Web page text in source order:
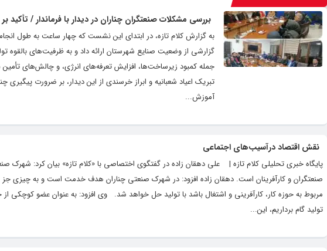
بررسی مشکلات صنعتگران چناران در دیدار با فرماندار /
به گزارش کلام تازه، در ابتدای این نشست که چهار ساعت به طول
گزارشی از وضعیت صنایع شهرستان ارائه داد و به ظرفیت‌های بالقوه
جمله کمبود زیرساخت‌ها، افزایش تعرفه‌های انرژی، و چالش‌های تأمین
تبریک اعیاد شعبانیه و ابراز خرسندی از این دیدار، بر ضرورت
آموزش...
نقش اقتصاد درآسیب‌های اجتماعی
پایگاه خبری تحلیلی کلام تازه | علی دهقان زاده در گفتگوی اختصاصی با «کلام تازه» بیان کرد: شهرک
صنعتگران و کار‌آفرینان است. دهقان زاده افزود: در شهرک صنعتی چناران هدف خدمت است و به چیزی
مربوط به حوزه کار، کار‌آفرینی و اشتغال باشد با تولید حل خواهد شد. وی افزود: به عنوان عضو کوچکی
تولید گام برداریم، این...